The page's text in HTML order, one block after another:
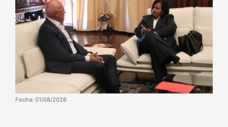
Fecha: 01/08/2026